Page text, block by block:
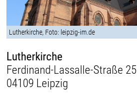
Lutherkirche, Foto: leipzig-im.de
Lutherkirche
Ferdinand-Lassalle-Straße 25
04109 Leipzig